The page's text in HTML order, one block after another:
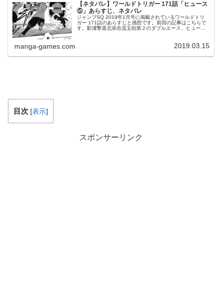
【ネタバレ】ワールドトリガー 171話「ヒュース
⑤」あらすじ、ネタバレ
ジャンプSQ 2019年1月号に掲載されているワールドトリ
ガー 171話のあらすじと感想です。前回の記事はこちらで
す。影浦撃退北添合流玉狛第２のダブルエース、ヒュース
manga-games.com 2019.03.15
目次 [表示]
スポンサーリンク